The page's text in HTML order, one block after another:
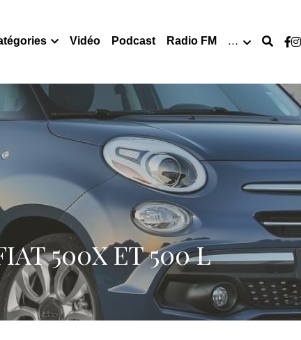
Vidéo Podcast Radio FM …
500X ET 500 L